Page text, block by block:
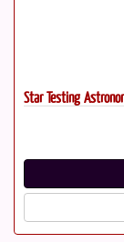
Star Testing